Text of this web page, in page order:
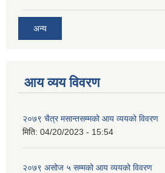
अन्य
आय व्यय विवरण
२०७९ चैत्र मसान्तसम्मको आय व्ययको विवरण
मिति: 04/20/2023 - 15:54
२०७९ असोज ५ सम्मको आय व्ययको विवरण